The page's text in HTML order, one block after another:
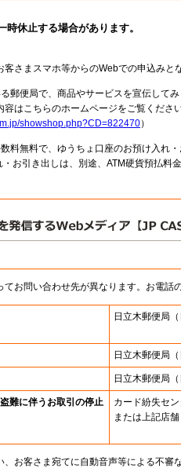
休止する場合があります。
さまスマホ等からのWebでの申込みと
郵便局で、商品やサービスを宣伝して
はこちらのホームページをご覧くださ
showshop.php?CD=822470）
料無料で、ゆうちょ口座のお預け入れ
お引き出しは、別途、ATM硬貨預払料
お問い合わせ先が異なります。お電話
日立木郵便局
日立木郵便局
日立木郵便局
難に伴うお取引の停止
カード紛失セ
または上記店舗
、お客さま宛てに自動音声等による不審